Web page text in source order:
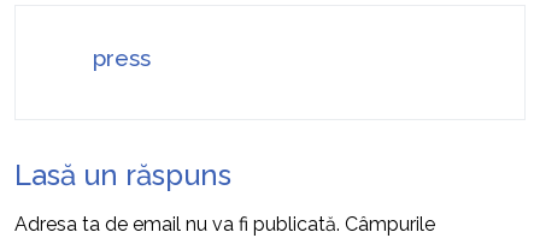
press
Lasă un răspuns
Adresa ta de email nu va fi publicată. Câmpurile